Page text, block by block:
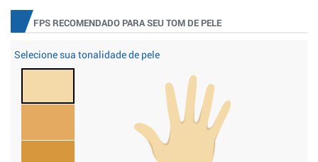
FPS RECOMENDADO PARA SEU TOM DE PELE
Selecione sua tonalidade de pele